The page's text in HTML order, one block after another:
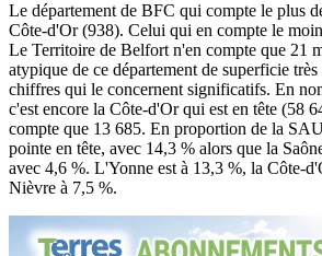
Le département de BFC qui compte le plus
Côte-d'Or (938). Celui qui en compte le
Le Territoire de Belfort n'en compte que 21
atypique de ce département de superficie
chiffres qui le concernent significatifs. En
c'est encore la Côte-d'Or qui est en tête (58
compte que 13 685. En proportion de la
pointe en tête, avec 14,3 % alors que la
avec 4,6 %. L'Yonne est à 13,3 %, la Côte-
Nièvre à 7,5 %.